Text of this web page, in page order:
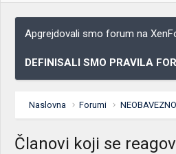
Apgrejdovali smo forum na
DEFINISALI SMO PRAVILA
Naslovna Forumi NEOBAVEZNO
Članovi koji se